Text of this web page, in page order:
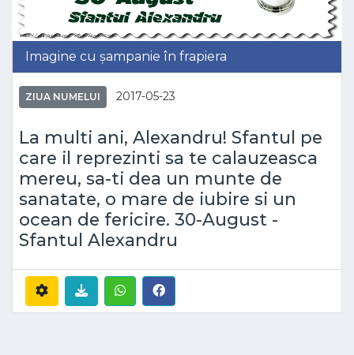
Imagine cu șampanie în frapiera
ZIUA NUMELUI 2017-05-23
La multi ani, Alexandru! Sfantul pe
care il reprezinti sa te calauzeasca
mereu, sa-ti dea un munte de
sanatate, o mare de iubire si un
ocean de fericire. 30-August -
Sfantul Alexandru